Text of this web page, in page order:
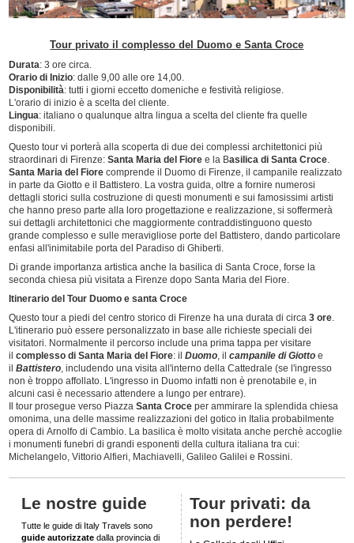
Tour privato il complesso del Duomo e Santa Croce
Durata: 3 ore circa.
Orario di Inizio: dalle 9,00 alle ore 14,00.
Disponibilità: tutti i giorni eccetto domeniche e festività religiose.
L'orario di inizio è a scelta del cliente.
Lingua: italiano o qualunque altra lingua a scelta del cliente fra quelle
disponibili.
Questo tour vi porterà alla scoperta di due dei complessi architettonici più
straordinari di Firenze:Santa Maria del Fiore e la Basilica di Santa Croce.
Santa Maria del Fiore comprende il Duomo di Firenze, il campanile realizzato
in parte da Giotto e il Battistero. La vostra guida, oltre a fornire numerosi
dettagli storici sulla costruzione di questi monumenti e sui famosissimi artisti
che hanno preso parte alla loro progettazione e realizzazione,si soffermerà
sui dettagli architettonici che maggiormente contraddistinguono questo
grande complesso e sulle meravigliose porte del Battistero, dando particolare
enfasi all'inimitabile porta del Paradiso di Ghiberti.
Di grande importanza artistica anche la basilica di Santa Croce, forse la
seconda chiesa più visitata a Firenze dopo Santa Maria del Fiore.
Itinerario del Tour Duomo e santa Croce
Questo tour a piedi del centro storico di Firenze ha una durata di circa3 ore.
L'itinerario può essere personalizzato in base alle richieste speciali dei
visitatori. Normalmente il percorso include una prima tappa per visitare
ilcomplesso di Santa Maria del Fiore: ilDuomo, ilcampanile di Giotto e
ilBattistero, includendo una visita all'interno della Cattedrale (se l'ingresso
non è troppo affollato. L'ingresso in Duomo infatti non è prenotabile e, in
alcuni casi è necessario attendere a lungo per entrare).
Il tour prosegue verso PiazzaSanta Croce per ammirare la splendida chiesa
omonima, una delle massime realizzazioni del gotico in Italia probabilmente
opera diArnolfo di Cambio. La basilica è molto visitata anche perchè accoglie
i monumenti funebri di grandi esponenti della cultura italiana tra cui:
Michelangelo, Vittorio Alfieri, Machiavelli, Galileo Galilei e Rossini.
Le nostre guide
Tutte le guide di Italy Travels sono
guide autorizzate dalla provincia di
Tour privati: da
non perdere!